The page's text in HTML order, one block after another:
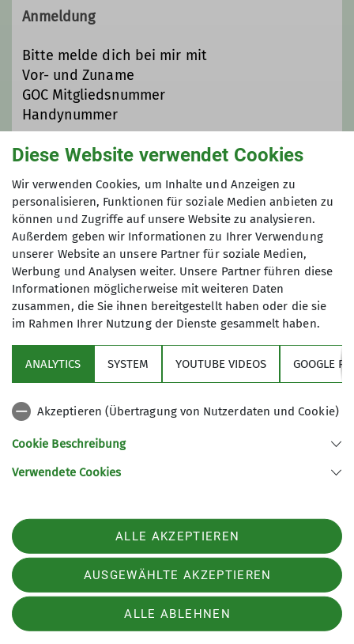
verena@dav-goc.de
Qualifikationen
Trainer*in C Bergwandern
Übungsleiter*in B Bergwandern in der
Prävention
Details
Anmeldung
Bitte melde dich bei mir mit
Vor- und Zuname
GOC Mitgliedsnummer
Handynummer
Anmeldung ab / bis
25.10.2024 / 02.02.2025
Maximale Teilnehmeranzahl
12
Sektion
80469 München
Telefon
Datenschutz-Einstellungen
Datenschutz
Diese Website verwendet Cookies
Wir verwenden Cookies, um Inhalte und Anzeigen zu
personalisieren, Funktionen für soziale Medien anbieten zu
können und Zugriffe auf unsere Website zu analysieren.
Außerdem geben wir Informationen zu Ihrer Verwendung
unserer Website an unsere Partner für soziale Medien,
Werbung und Analysen weiter. Unsere Partner führen diese
Informationen möglicherweise mit weiteren Daten
zusammen, die Sie ihnen bereitgestellt haben oder die sie
im Rahmen Ihrer Nutzung der Dienste gesammelt haben.
ANALYTICS SYSTEM YOUTUBE VIDEOS GOOGLE
Akzeptieren (Übertragung von Nutzerdaten und Cookie)
Cookie Beschreibung
Verwendete Cookies
ALLE AKZEPTIEREN
AUSGEWÄHLTE AKZEPTIEREN
ALLE ABLEHNEN